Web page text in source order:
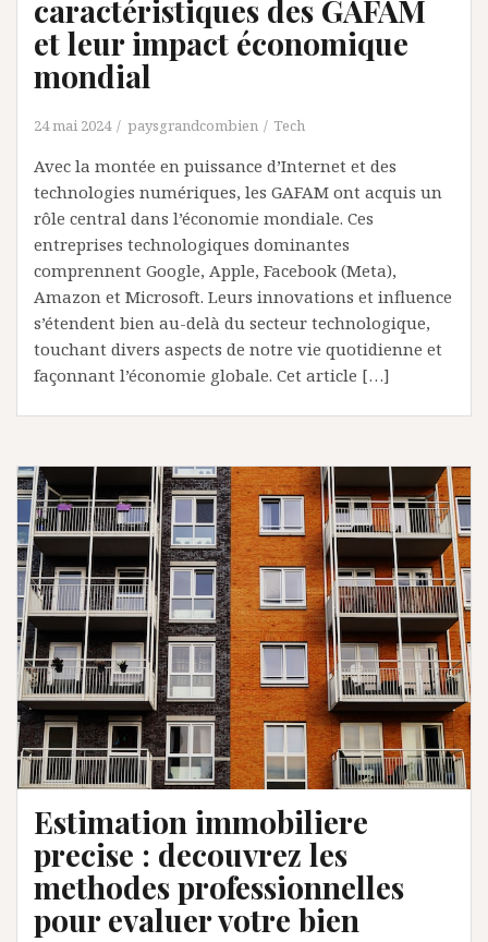
caractéristiques des GAFAM
et leur impact économique
mondial
24 mai 2024 paysgrandcombien Tech
Avec la montée en puissance d’Internet et des
technologies numériques, les GAFAM ont acquis un
rôle central dans l’économie mondiale. Ces
entreprises technologiques dominantes
comprennent Google, Apple, Facebook (Meta),
Amazon et Microsoft. Leurs innovations et influence
s’étendent bien au-delà du secteur technologique,
touchant divers aspects de notre vie quotidienne et
façonnant l’économie globale. Cet article […]
Estimation immobiliere
precise : decouvrez les
methodes professionnelles
pour evaluer votre bien